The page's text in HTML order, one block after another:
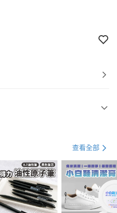
查看全部